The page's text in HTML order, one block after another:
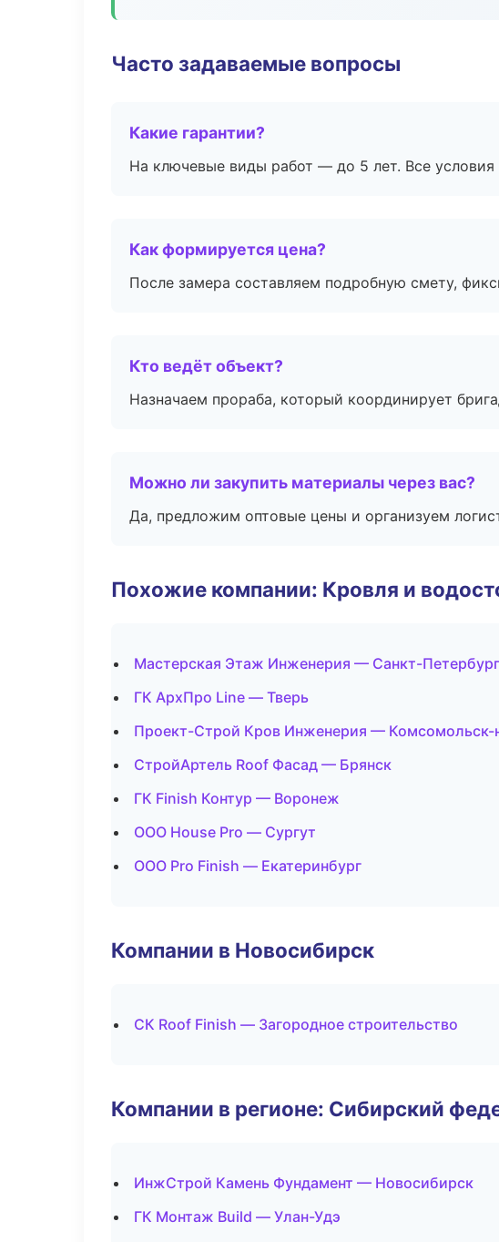
Часто задаваемые вопросы
Какие гарантии?
На ключевые виды работ — до 5 лет. Все условия
Как формируется цена?
После замера составляем подробную смету,
Кто ведёт объект?
Назначаем прораба, который координирует
Можно ли закупить материалы через вас?
Да, предложим оптовые цены и организуем
Похожие компании: Кровля и
Мастерская Этаж Инженерия — Санкт-Петербург
ГК АрхПро Line — Тверь
Проект-Строй Кров Инженерия — Комсомольск-
СтройАртель Roof Фасад — Брянск
ГК Finish Контур — Воронеж
ООО House Pro — Сургут
ООО Pro Finish — Екатеринбург
Компании в Новосибирск
СК Roof Finish — Загородное строительство
Компании в регионе: Сибирский
ИнжСтрой Камень Фундамент — Новосибирск
ГК Монтаж Build — Улан-Удэ